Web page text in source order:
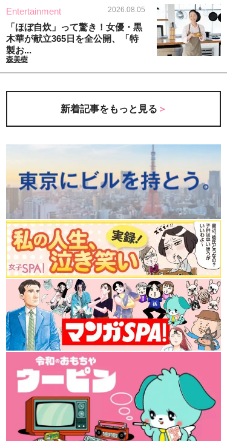
Entertainment 2026.08.05
「ほぼ自炊」って驚き！女優・黒
木華が献立365日を全公開、「特
製お...
森美樹
新着記事をもっと見る